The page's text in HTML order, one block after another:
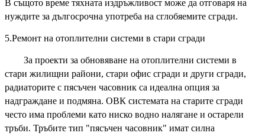
В същото време тяхната издръжливост може да отговаря на
нуждите за дългосрочна употреба на сглобяемите сгради.
5.Ремонт на отоплителни системи в стари сгради
За проекти за обновяване на отоплителни системи в
стари жилищни райони, стари офис сгради и други сгради,
радиаторите с пясъчен часовник са идеална опция за
надграждане и подмяна. ОВК системата на старите сгради
често има проблеми като ниско водно налягане и остарели
тръби. Тръбите тип "пясъчен часовник" имат силна